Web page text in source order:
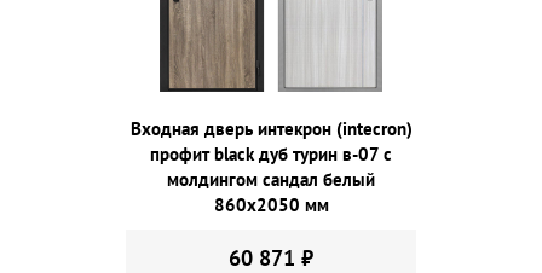
Входная дверь интекрон (intecron)
профит black дуб турин в-07 с
молдингом сандал белый
860х2050 мм
60 871 ₽